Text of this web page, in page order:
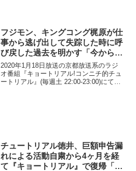
フジモン、キングコング梶原が仕
事から逃げ出して失踪した時に呼
び戻した過去を明かす「今から、
タクシー飛ばして家来い」
2020年1月18日放送の京都放送系のラジ
オ番組『キョートリアル!コンニチ的チュ
ートリアル』(毎週土 22:00-23:00)にて、
チュートリアル徳井、巨額申告漏
れによる活動自粛から4ヶ月を経
て『キョートリアル』で復帰「相